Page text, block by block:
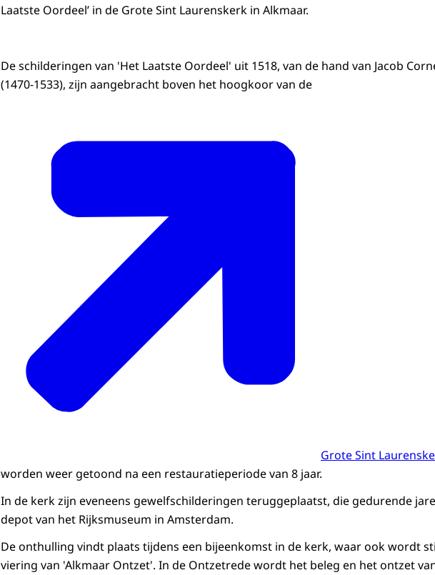
Laatste Oordeel’ in de Grote Sint Laurenskerk in Alkmaar.
De schilderingen van 'Het Laatste Oordeel' uit 1518, van de hand van Jacob
(1470-1533), zijn aangebracht boven het hoogkoor van de
Grote Sint
worden weer getoond na een restauratieperiode van 8 jaar.
In de kerk zijn eveneens gewelfschilderingen teruggeplaatst, die gedurende
depot van het Rijksmuseum in Amsterdam.
De onthulling vindt plaats tijdens een bijeenkomst in de kerk, waar ook wordt
viering van 'Alkmaar Ontzet'. In de Ontzetrede wordt het beleg en het ontzet